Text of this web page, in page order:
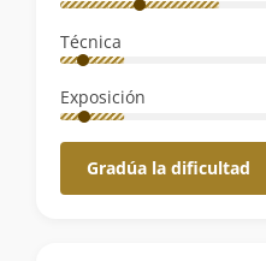
Técnica
Exposición
Gradúa la dificultad